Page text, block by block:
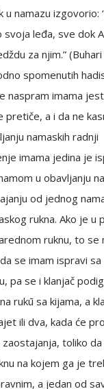
namazu izgovorio:
leđa, sve dok
za njim.”
spomenutih
naspram imama
pretiče, a i da ne
namaskih radnji
u obavljanju
od jednog
rukna. Ako je u
ruknu, to
se imam ispravi sa
pa se i klanjač
rukū sa kijama, a
ili dva, kada će
toliko
na kojem ga je
a jedan od